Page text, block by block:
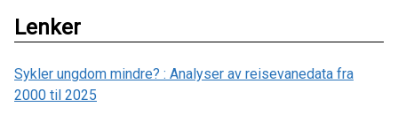
Lenker
Sykler ungdom mindre? : Analyser av reisevanedata fra
2000 til 2025